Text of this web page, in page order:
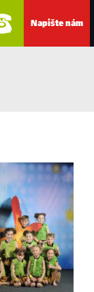
Napište nám